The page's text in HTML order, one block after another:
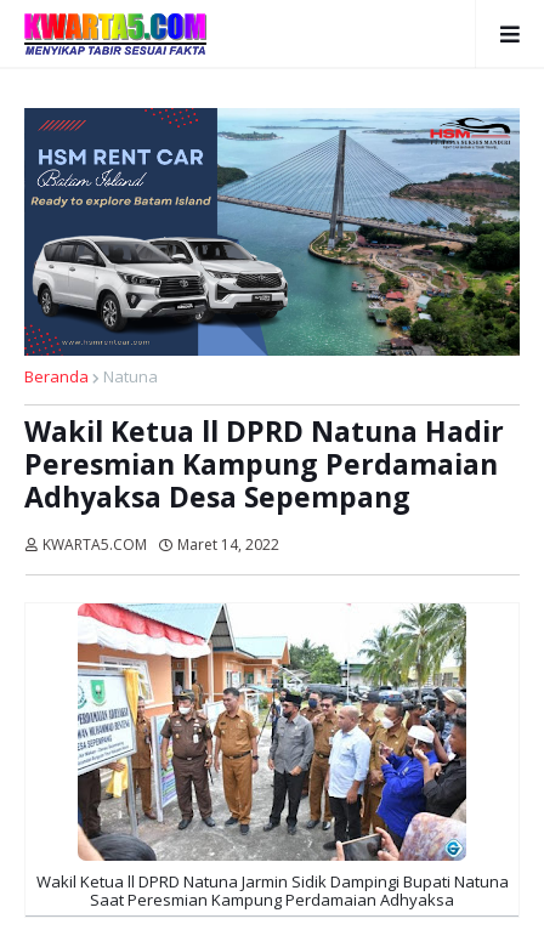
Beranda Natuna
Wakil Ketua ll DPRD Natuna Hadir
Peresmian Kampung Perdamaian
Adhyaksa Desa Sepempang
KWARTA5.COM Maret 14, 2022
Wakil Ketua ll DPRD Natuna Jarmin Sidik Dampingi Bupati Natuna
Saat Peresmian Kampung Perdamaian Adhyaksa